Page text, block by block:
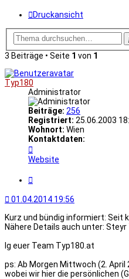
Druckansicht
3 Beiträge • Seite 1 von 1
Typ180
Administrator
Beiträge: 256
Registriert: 25.06.2003
Wohnort: Wien
Kontaktdaten:
von
Typ180
Website
01.04.2014 19:56
Kurz und bündig informiert: Seit
Nähere Details auch unter:
lg euer Team Typ180.at
ps: Ab Morgen Mittwoch (2.
wobei wir hier die persönlichen